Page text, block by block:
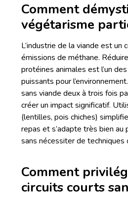
Comment
végétarisme
L’industrie de la viande est un
émissions de méthane.
protéines animales est l’un
puissants pour
sans viande deux à trois fois
créer un impact significatif.
(lentilles, pois chiches)
repas et s’adapte très bien au
sans nécessiter de techniques
Comment
circuits courts